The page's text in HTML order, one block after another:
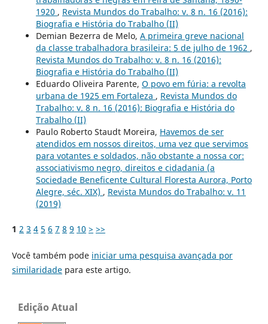
1920 , Revista Mundos do Trabalho: v. 8 n. 16 (2016):
Biografia e História do Trabalho (II)
Demian Bezerra de Melo, A primeira greve nacional
da classe trabalhadora brasileira: 5 de julho de 1962 ,
Revista Mundos do Trabalho: v. 8 n. 16 (2016):
Biografia e História do Trabalho (II)
Eduardo Oliveira Parente, O povo em fúria: a revolta
urbana de 1925 em Fortaleza , Revista Mundos do
Trabalho: v. 8 n. 16 (2016): Biografia e História do
Trabalho (II)
Paulo Roberto Staudt Moreira, Havemos de ser
atendidos em nossos direitos, uma vez que servimos
para votantes e soldados, não obstante a nossa cor:
associativismo negro, direitos e cidadania (a
Sociedade Beneficente Cultural Floresta Aurora, Porto
Alegre, séc. XIX) , Revista Mundos do Trabalho: v. 11
(2019)
1 2 3 4 5 6 7 8 9 10 > >>
Você também pode iniciar uma pesquisa avançada por
similaridadepara este artigo.
Edição Atual